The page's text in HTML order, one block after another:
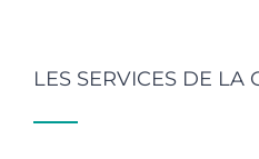
LES SERVICES DE LA